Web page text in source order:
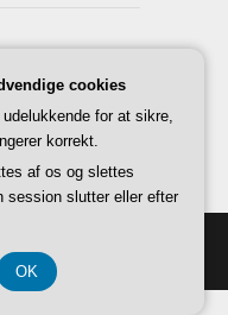
077 39
cookies
for at sikre,
korrekt.
af os og slettes
session slutter eller efter
OK